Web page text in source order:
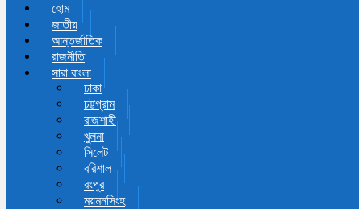
হোম
জাতীয়
আন্তর্জাতিক
রাজনীতি
সারা বাংলা
ঢাকা
চট্টগ্রাম
রাজশাহী
খুলনা
সিলেট
বরিশাল
রংপুর
ময়মনসিংহ